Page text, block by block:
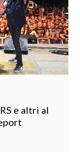
e altri al